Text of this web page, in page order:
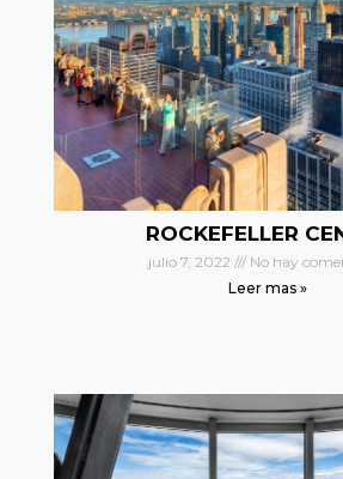
ROCKEFELLER
julio 7, 2022
No hay
Leer mas »